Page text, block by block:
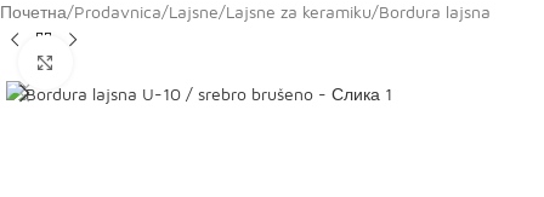
Почетна/Prodavnica/Lajsne/Lajsne za keramiku/Bordura lajsna